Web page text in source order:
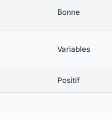
Bonne
Variables
Positif